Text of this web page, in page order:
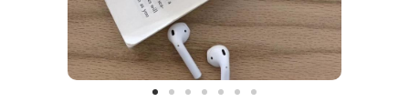
Rakuma iPhone ケース
Rakuma 高品質 財布
iPhoneケース